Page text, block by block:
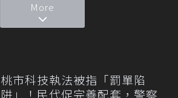
More
桃市科技執法被指「罰單陷
阱」！民代促完善配套，警察